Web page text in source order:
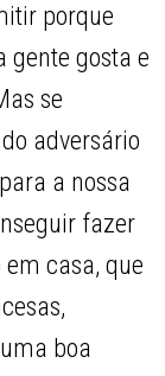
porque
gente gosta e
se
adversário
a nossa
fazer
casa, que
boa